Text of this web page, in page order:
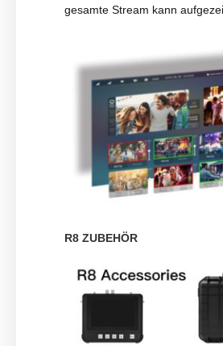
gesamte Stream kann
R8 ZUBEHÖR